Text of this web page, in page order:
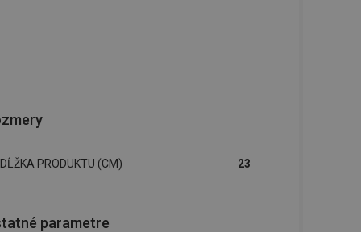
DĹŽKA PRODUKTU (CM) 23
parametre